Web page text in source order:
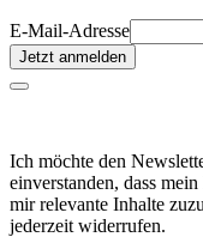
E-Mail-Adresse
Jetzt anmelden
Ich möchte den
einverstanden, dass
mir relevante Inhalte
jederzeit widerrufen.